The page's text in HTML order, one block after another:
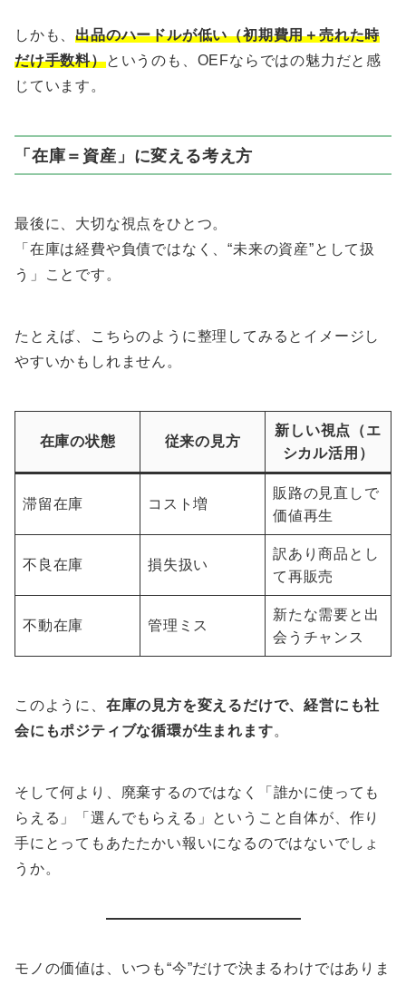
しかも、出品のハードルが低い（初期費用＋売れた時
だけ手数料）というのも、OEFならではの魅力だと感
じています。
「在庫＝資産」に変える考え方
最後に、大切な視点をひとつ。
「在庫は経費や負債ではなく、“未来の資産”として扱
う」ことです。
たとえば、こちらのように整理してみるとイメージし
やすいかもしれません。
在庫の状態 従来の見方
新しい視点（エ
シカル活用）
滞留在庫 コスト増
販路の見直しで
価値再生
不良在庫 損失扱い
訳あり商品とし
て再販売
不動在庫 管理ミス
新たな需要と出
会うチャンス
このように、 在庫の見方を変えるだけで、経営にも社
会にもポジティブな循環が生まれます。
そして何より、廃棄するのではなく「誰かに使っても
らえる」「選んでもらえる」ということ自体が、作り
手にとってもあたたかい報いになるのではないでしょ
うか。
モノの価値は、いつも“今”だけで決まるわけではありま